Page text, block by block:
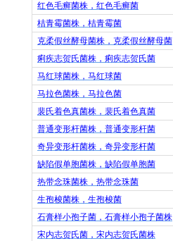
红色毛癣菌株，红色毛癣菌
桔青霉菌株，桔青霉菌
克柔假丝酵母菌株，克柔假丝酵母菌
痢疾志贺氏菌株，痢疾志贺氏菌
马红球菌株，马红球菌
马拉色菌株，马拉色菌
裴氏着色真菌株，裴氏着色真菌
普通变形杆菌株，普通变形杆菌
奇异变形杆菌株，奇异变形杆菌
缺陷假单胞菌株，缺陷假单胞菌
热带念珠菌株，热带念珠菌
生孢梭菌株，生孢梭菌
石膏样小孢子菌，石膏样小孢子菌株
宋内志贺氏菌，宋内志贺氏菌株